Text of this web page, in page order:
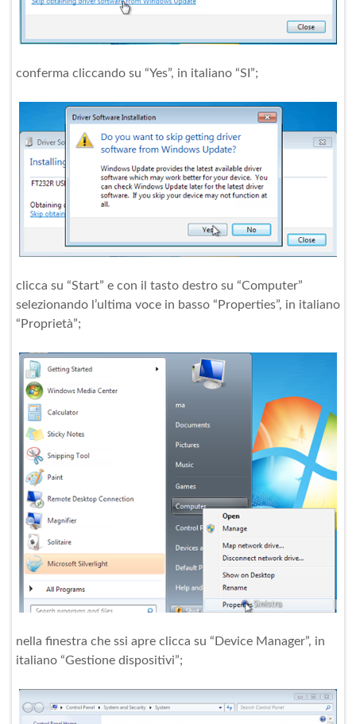
conferma cliccando su “Yes”, in italiano “SI”;
clicca su “Start” e con il tasto destro su “Computer”
selezionando l’ultima voce in basso “Properties”, in italiano
“Proprietà”;
nella finestra che ssi apre clicca su “Device Manager”, in
italiano “Gestione dispositivi”;